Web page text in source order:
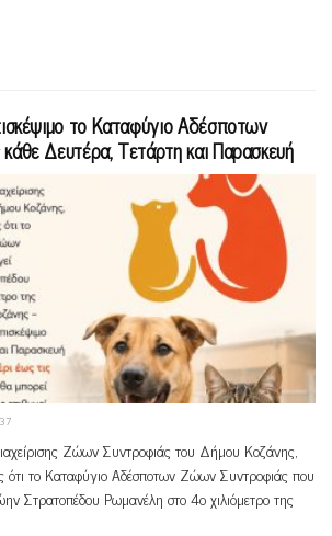
το Καταφύγιο Αδέσποτων
Δευτέρα, Τετάρτη και Παρασκευή
37
Ζώων Συντροφιάς του Δήμου Κοζάνης,
ότι το Καταφύγιο Αδέσποτων Ζώων Συντροφιάς που
Στρατοπέδου Ρωμανέλη στο 4ο χιλιόμετρο της